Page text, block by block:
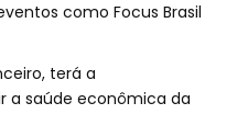
como Focus Brasil
terá a
a saúde econômica da